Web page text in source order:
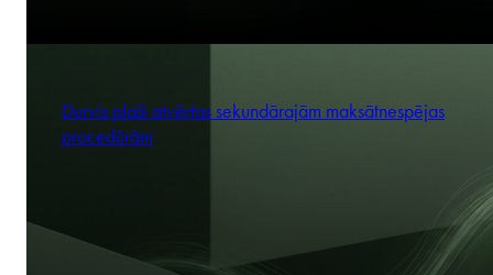
Durvis plaši atvērtas sekundārajām maksātnespējas
procedūrām